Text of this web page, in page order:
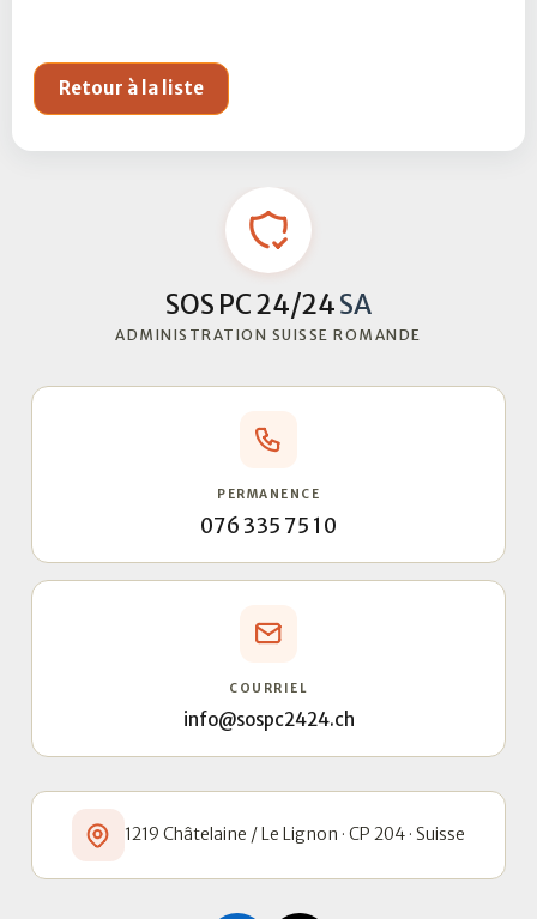
Retour à la liste
SOS PC 24/24SA
ADMINISTRATION SUISSE ROMANDE
PERMANENCE
076 335 75 10
COURRIEL
info@sospc2424.ch
1219 Châtelaine / Le Lignon · CP 204 · Suisse